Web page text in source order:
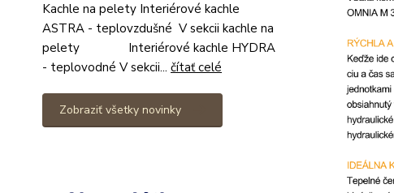
Kachle na pelety Interiérové kachle
ASTRA - teplovzdušné V sekcii kachle na
pelety Interiérové kachle HYDRA
- teplovodné V sekcii... čítať celé
Zobraziť všetky novinky